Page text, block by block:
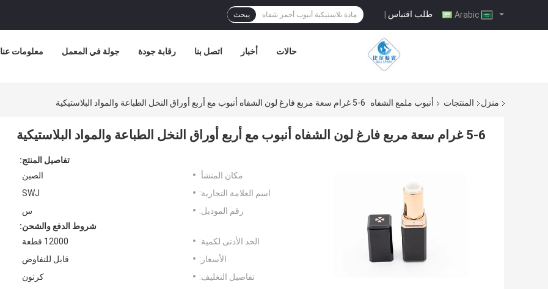
طلب اقتباس | يبحث
معلومات عنا جولة في المعمل رقابة جودة اتصل بنا أخبار حالات
منزل المنتجات أنبوب ملمع الشفاه 5-6 غرام سعة مربع فارغ لون الشفاه أنبوب مع أربع أوراق النخل الطباعة والمواد البلاستيكية
5-6 غرام سعة مربع فارغ لون الشفاه أنبوب مع أربع أوراق النخل الطباعة والمواد البلاستيكية
تفاصيل المنتج:
مكان المنشأ:
الصين
اسم العلامة التجارية:
SWJ
رقم الموديل:
س
شروط الدفع والشحن:
الحد الأدنى لكمية:
12000 قطعة
الأسعار:
قابل للتفاوض
تفاصيل التغليف:
كرتون